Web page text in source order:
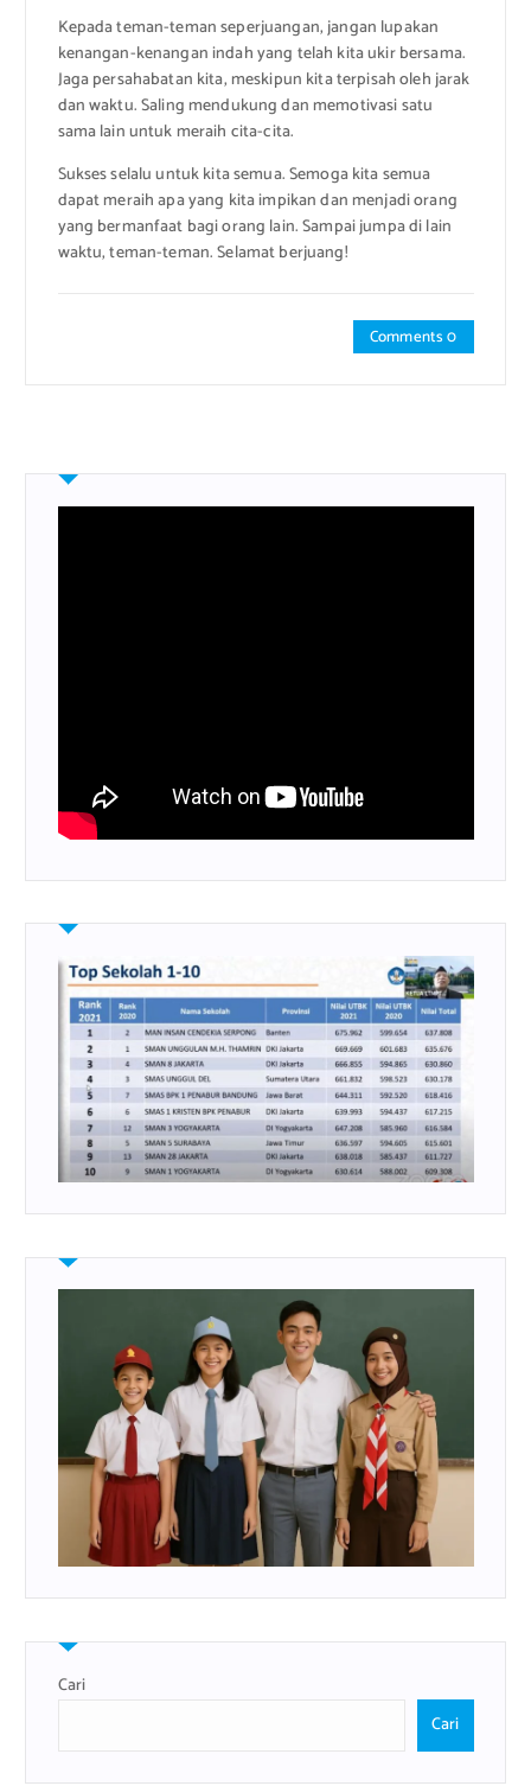
Kepada teman-teman seperjuangan, jangan lupakan
kenangan-kenangan indah yang telah kita ukir bersama.
Jaga persahabatan kita, meskipun kita terpisah oleh jarak
dan waktu. Saling mendukung dan memotivasi satu
sama lain untuk meraih cita-cita.
Sukses selalu untuk kita semua. Semoga kita semua
dapat meraih apa yang kita impikan dan menjadi orang
yang bermanfaat bagi orang lain. Sampai jumpa di lain
waktu, teman-teman. Selamat berjuang!
Comments 0
Cari
Cari